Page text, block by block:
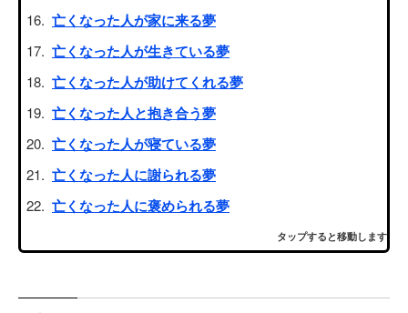
亡くなった人が家に来る夢
亡くなった人が生きている夢
亡くなった人が助けてくれる夢
亡くなった人と抱き合う夢
亡くなった人が寝ている夢
亡くなった人に謝られる夢
亡くなった人に褒められる夢
タップすると移動します